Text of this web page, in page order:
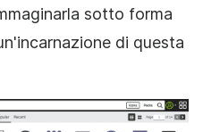
sotto forma
di questa